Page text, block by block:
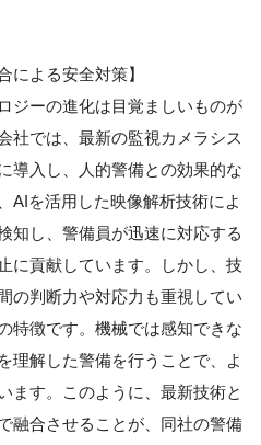
による安全対策】
ジーの進化は目覚ましいものが
社では、最新の監視カメラシス
導入し、人的警備との効果的な
AIを活用した映像解析技術によ
知し、警備員が迅速に対応する
に貢献しています。しかし、技
の判断力や対応力も重視してい
特徴です。機械では感知できな
理解した警備を行うことで、よ
ます。このように、最新技術と
融合させることが、同社の警備